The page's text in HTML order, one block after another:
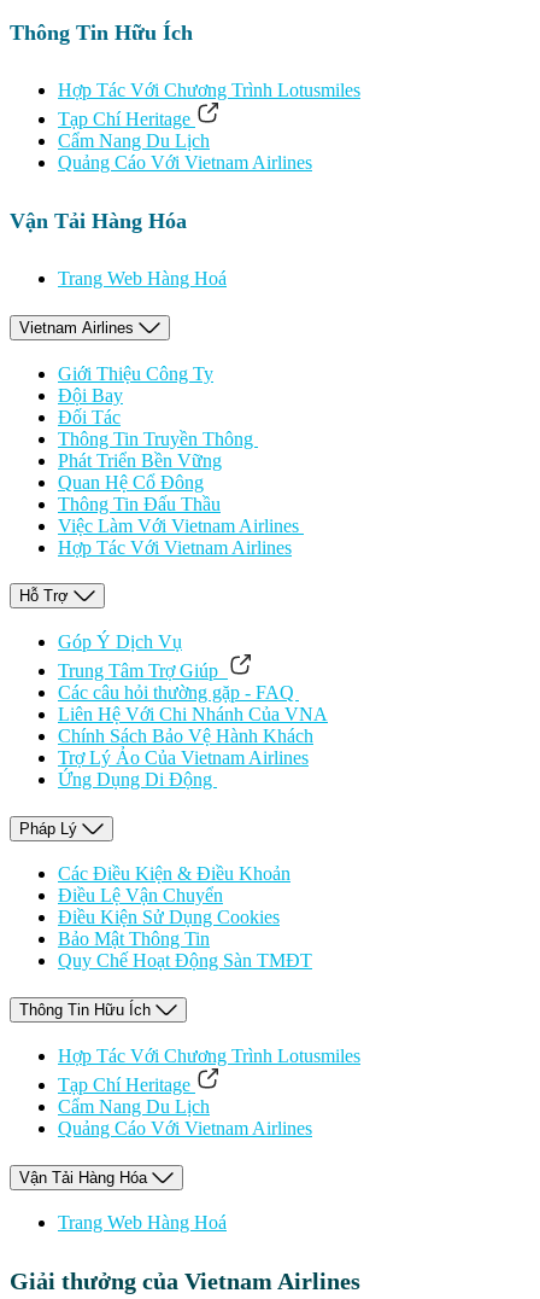
Thông Tin Hữu Ích
Hợp Tác Với Chương Trình Lotusmiles
Tạp Chí Heritage
Cẩm Nang Du Lịch
Quảng Cáo Với Vietnam Airlines
Vận Tải Hàng Hóa
Trang Web Hàng Hoá
Vietnam Airlines
Giới Thiệu Công Ty
Đội Bay
Đối Tác
Thông Tin Truyền Thông
Phát Triển Bền Vững
Quan Hệ Cổ Đông
Thông Tin Đấu Thầu
Việc Làm Với Vietnam Airlines
Hợp Tác Với Vietnam Airlines
Hỗ Trợ
Góp Ý Dịch Vụ
Trung Tâm Trợ Giúp
Các câu hỏi thường gặp - FAQ
Liên Hệ Với Chi Nhánh Của VNA
Chính Sách Bảo Vệ Hành Khách
Trợ Lý Ảo Của Vietnam Airlines
Ứng Dụng Di Động
Pháp Lý
Các Điều Kiện & Điều Khoản
Điều Lệ Vận Chuyển
Điều Kiện Sử Dụng Cookies
Bảo Mật Thông Tin
Quy Chế Hoạt Động Sàn TMĐT
Thông Tin Hữu Ích
Hợp Tác Với Chương Trình Lotusmiles
Tạp Chí Heritage
Cẩm Nang Du Lịch
Quảng Cáo Với Vietnam Airlines
Vận Tải Hàng Hóa
Trang Web Hàng Hoá
Giải thưởng của Vietnam Airlines